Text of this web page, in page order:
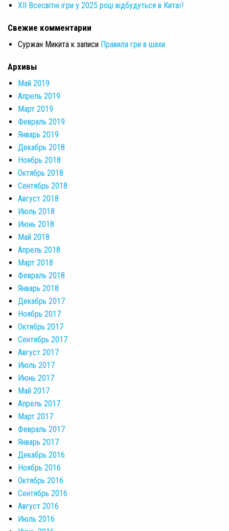
XII Всесвітні ігри у 2025 році відбудуться в Китаї!
Свежие комментарии
Суржан Микита к записи Правила гри в шахи
Архивы
Май 2019
Апрель 2019
Март 2019
Февраль 2019
Январь 2019
Декабрь 2018
Ноябрь 2018
Октябрь 2018
Сентябрь 2018
Август 2018
Июль 2018
Июнь 2018
Май 2018
Апрель 2018
Март 2018
Февраль 2018
Январь 2018
Декабрь 2017
Ноябрь 2017
Октябрь 2017
Сентябрь 2017
Август 2017
Июль 2017
Июнь 2017
Май 2017
Апрель 2017
Март 2017
Февраль 2017
Январь 2017
Декабрь 2016
Ноябрь 2016
Октябрь 2016
Сентябрь 2016
Август 2016
Июль 2016